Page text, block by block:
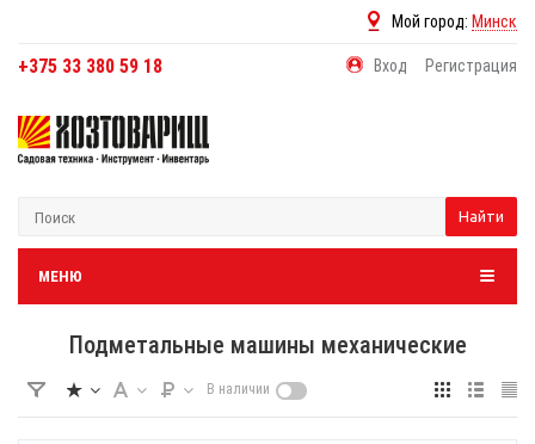
Мой город: Минск
+375 33 380 59 18 Вход Регистрация
Найти
МЕНЮ
Подметальные машины механические
В наличии